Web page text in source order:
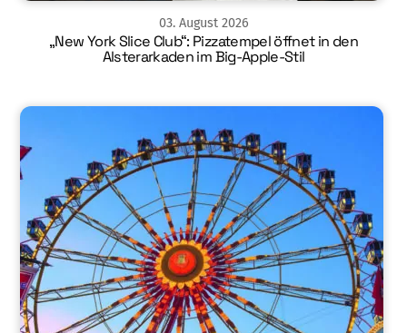
03. August 2026
„New York Slice Club“: Pizzatempel öffnet in den
Alsterarkaden im Big-Apple-Stil